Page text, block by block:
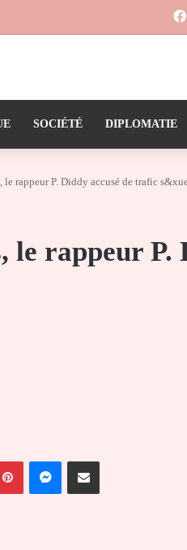
SOCIÉTÉ DIPLOMATIE
le rappeur P. Diddy accusé de trafic
le rappeur P.
PinterestMessengerPartager par email